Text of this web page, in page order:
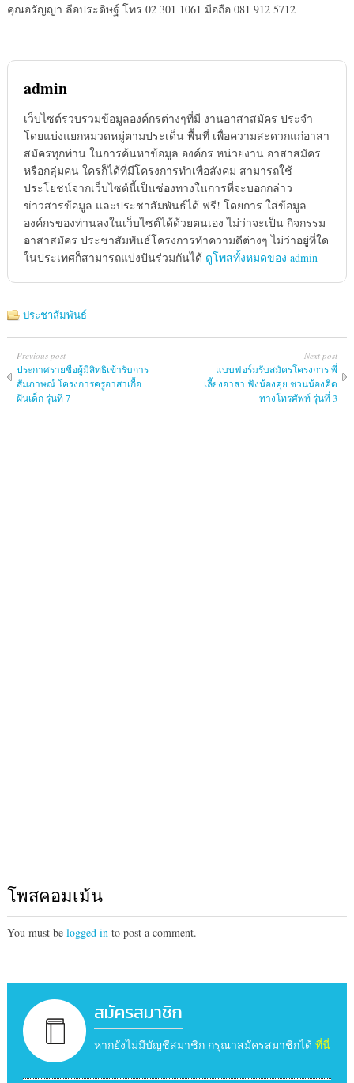
คุณอรัญญา ลือประดิษฐ์ โทร 02 301 1061 มือถือ 081 912 5712
admin
เว็บไซต์รวบรวมข้อมูลองค์กรต่างๆที่มี งานอาสาสมัคร ประจำ
โดยแบ่งแยกหมวดหมู่ตามประเด็น พื้นที่ เพื่อความสะดวกแก่อาสา
สมัครทุกท่าน ในการค้นหาข้อมูล องค์กร หน่วยงาน อาสาสมัคร
หรือกลุ่มคน ใครก็ได้ที่มีโครงการทำเพื่อสังคม สามารถใช้
ประโยชน์จากเว็บไซต์นี้เป็นช่องทางในการที่จะบอกกล่าว
ข่าวสารข้อมูล และประชาสัมพันธ์ได้ ฟรี! โดยการ ใส่ข้อมูล
องค์กรของท่านลงในเว็บไซต์ได้ด้วยตนเอง ไม่ว่าจะเป็น กิจกรรม
อาสาสมัคร ประชาสัมพันธ์โครงการทำความดีต่างๆ ไม่ว่าอยู่ที่ใด
ในประเทศก็สามารถแบ่งปันร่วมกันได้ ดูโพสทั้งหมดของ admin
ประชาสัมพันธ์
Previous post
ประกาศรายชื่อผู้มีสิทธิเข้ารับการ
สัมภาษณ์ โครงการครูอาสาเกื้อ
ฝันเด็ก รุ่นที่ 7
Next post
แบบฟอร์มรับสมัครโครงการ พี่
เลี้ยงอาสา ฟังน้องคุย ชวนน้องคิด
ทางโทรศัพท์ รุ่นที่ 3
โพสคอมเม้น
You must be logged into post a comment.
สมัครสมาชิก
หากยังไม่มีบัญชีสมาชิก กรุณาสมัครสมาชิกได้ ที่นี่